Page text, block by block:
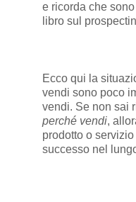
e ricorda che
libro sul
Ecco qui la
vendi sono poco
vendi. Se non sai
perché vendi,
prodotto o
successo nel